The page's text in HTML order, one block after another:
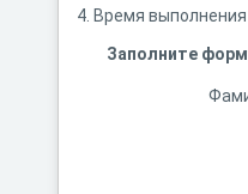
4. Время
Заполните